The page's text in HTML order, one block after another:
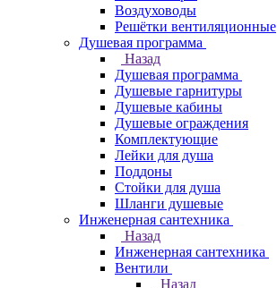
Воздуховоды
Решётки вентиляционные
Душевая программа
Назад
Душевая программа
Душевые гарнитуры
Душевые кабины
Душевые ограждения
Комплектующие
Лейки для душа
Поддоны
Стойки для душа
Шланги душевые
Инженерная сантехника
Назад
Инженерная сантехника
Вентили
Назад